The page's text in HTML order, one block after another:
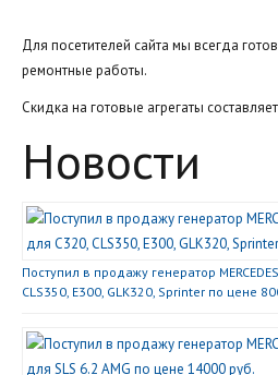
Для посетителей сайта мы всегда
ремонтные работы.
Скидка на готовые агрегаты
Новости
Поступил в продажу генератор
CLS350, E300, GLK320, Sprinter по цене